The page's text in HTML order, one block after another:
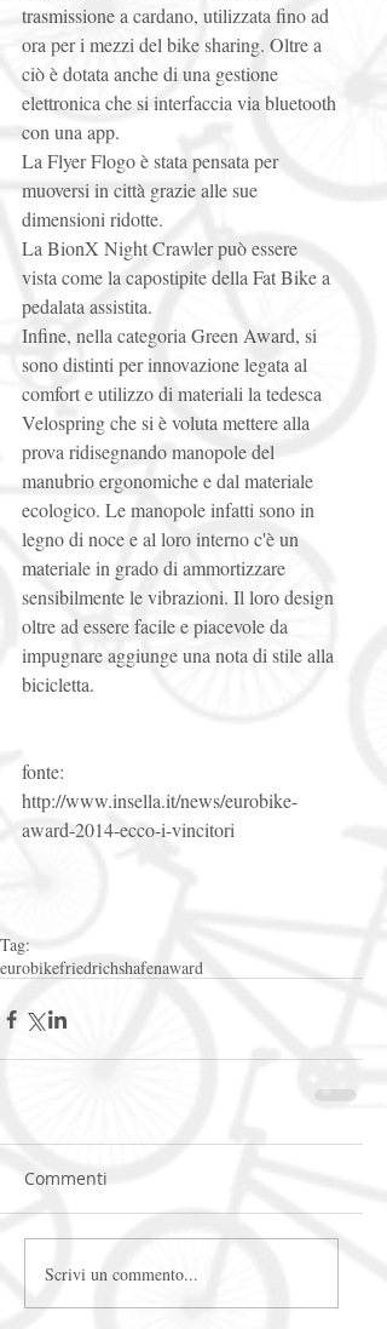
trasmissione a cardano, utilizzata fino ad
ora per i mezzi del bike sharing. Oltre a
ciò è dotata anche di una gestione
elettronica che si interfaccia via bluetooth
con una app.
La Flyer Flogo è stata pensata per
muoversi in città grazie alle sue
dimensioni ridotte.
La BionX Night Crawler può essere
vista come la capostipite della Fat Bike a
pedalata assistita.
Infine, nella categoria Green Award, si
sono distinti per innovazione legata al
comfort e utilizzo di materiali la tedesca
Velospring che si è voluta mettere alla
prova ridisegnando manopole del
manubrio ergonomiche e dal materiale
ecologico. Le manopole infatti sono in
legno di noce e al loro interno c'è un
materiale in grado di ammortizzare
sensibilmente le vibrazioni. Il loro design
oltre ad essere facile e piacevole da
impugnare aggiunge una nota di stile alla
bicicletta.
fonte:
http://www.insella.it/news/eurobike-
award-2014-ecco-i-vincitori
Tag:
eurobikefriedrichshafenaward
Commenti
Scrivi un commento...